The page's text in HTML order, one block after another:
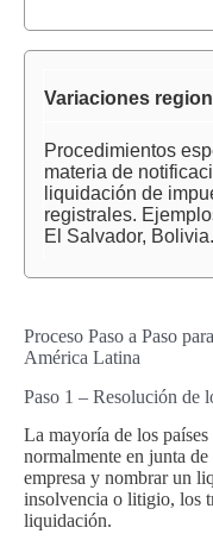
Variaciones
Procedimientos
materia de
liquidación de
registrales.
El Salvador, Bolivia.
Proceso Paso a Paso
América Latina
Paso 1 – Resolución de
La mayoría de los
normalmente en junta
empresa y nombrar un
insolvencia o litigio, los
liquidación.